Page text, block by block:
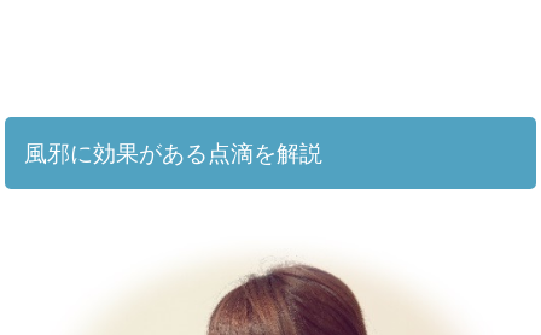
風邪に効果がある点滴を解説